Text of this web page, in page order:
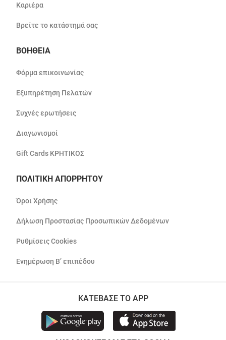
Καριέρα
Βρείτε το κατάστημά σας
ΒΟΗΘΕΙΑ
Φόρμα επικοινωνίας
Εξυπηρέτηση Πελατών
Συχνές ερωτήσεις
Διαγωνισμοί
Gift Cards ΚΡΗΤΙΚΟΣ
ΠΟΛΙΤΙΚΗ ΑΠΟΡΡΗΤΟΥ
Όροι Χρήσης
Δήλωση Προστασίας Προσωπικών Δεδομένων
Ρυθμίσεις Cookies
Ενημέρωση Β’ επιπέδου
ΚΑΤΕΒΑΣΕ ΤΟ APP